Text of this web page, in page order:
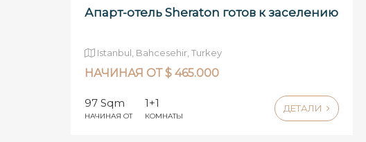
Апарт-отель Sheraton готов к заселению
Istanbul, Bahcesehir, Turkey
НАЧИНАЯ ОТ $ 465.000
97 Sqm
НАЧИНАЯ ОТ
1+1
КОМНАТЫ
ДЕТАЛИ